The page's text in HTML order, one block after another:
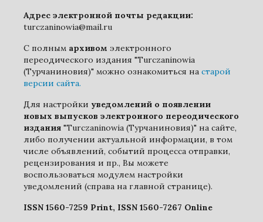
Адрес электронной почты редакции:
turczaninowia@mail.ru
С полным архивом электронного
переодического издания "Turczaninowia
(Турчаниновия)" можно ознакомиться на старой
версии сайта.
Для настройки уведомлений о появлении
новых выпусков электронного переодического
издания "Turczaninowia (Турчаниновия)" на сайте,
либо получении актуальной информации, в том
числе объявлений, событий процесса отправки,
рецензирования и пр., Вы можете
воспользоваться модулем настройки
уведомлений (справа на главной странице).
ISSN 1560-7259 Print, ISSN 1560-7267 Online